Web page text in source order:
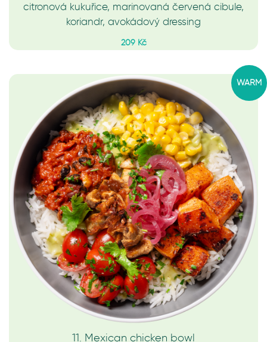
citronová kukuřice, marinovaná červená cibule,
koriandr, avokádový dressing
209 Kč
WARM
11. Mexican chicken bowl